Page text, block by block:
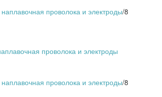
проволока и электроды/8
проволока и электроды
проволока и электроды/8